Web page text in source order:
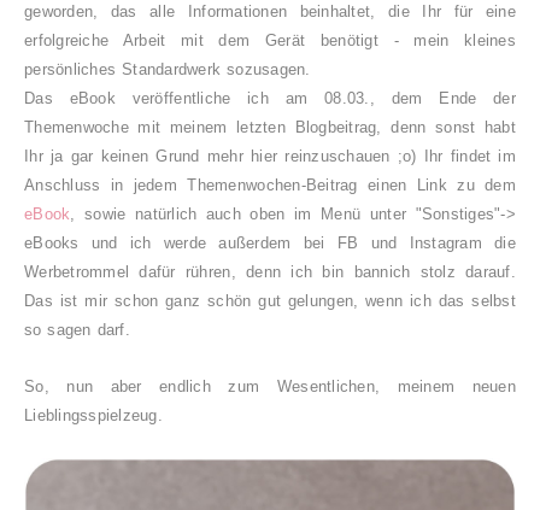
geworden, das alle Informationen beinhaltet, die Ihr für eine
erfolgreiche Arbeit mit dem Gerät benötigt - mein kleines
persönliches Standardwerk sozusagen.
Das eBook veröffentliche ich am 08.03., dem Ende der
Themenwoche mit meinem letzten Blogbeitrag, denn sonst habt
Ihr ja gar keinen Grund mehr hier reinzuschauen ;o) Ihr findet im
Anschluss in jedem Themenwochen-Beitrag einen Link zu dem
eBook, sowie natürlich auch oben im Menü unter "Sonstiges"->
eBooks und ich werde außerdem bei FB und Instagram die
Werbetrommel dafür rühren, denn ich bin bannich stolz darauf.
Das ist mir schon ganz schön gut gelungen, wenn ich das selbst
so sagen darf.
So, nun aber endlich zum Wesentlichen, meinem neuen
Lieblingsspielzeug.